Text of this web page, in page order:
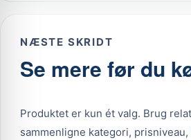
NÆSTE SKRIDT
Se mere før du
Produktet er kun ét valg. Brug
sammenligne kategori,